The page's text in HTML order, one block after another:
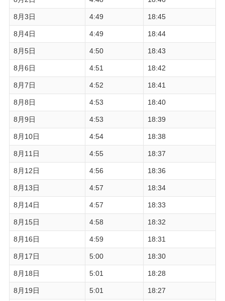
8月3日 4:49 18:45
8月4日 4:49 18:44
8月5日 4:50 18:43
8月6日 4:51 18:42
8月7日 4:52 18:41
8月8日 4:53 18:40
8月9日 4:53 18:39
8月10日 4:54 18:38
8月11日 4:55 18:37
8月12日 4:56 18:36
8月13日 4:57 18:34
8月14日 4:57 18:33
8月15日 4:58 18:32
8月16日 4:59 18:31
8月17日 5:00 18:30
8月18日 5:01 18:28
8月19日 5:01 18:27